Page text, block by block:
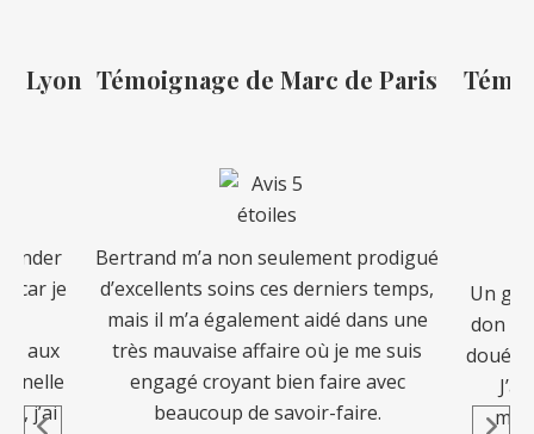
Lyon
je
aux
j’ai
Témoignage de Marc de Paris
Bertrand m’a non seulement prodigué
d’excellents soins ces derniers temps,
mais il m’a également aidé dans une
très mauvaise affaire où je me suis
engagé croyant bien faire avec
beaucoup de savoir-faire.
Un
don
doué